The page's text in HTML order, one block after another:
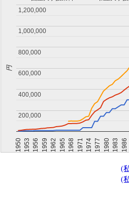
1950 1953 1956 1959 1962 1965 1968 1971 1974 1977 1980 1983 1986
200,000
200,000
400,000
400,000
600,000
600,000
800,000
800,000
1,000,000
1,000,000
1,200,000
1,200,000
円
(
(